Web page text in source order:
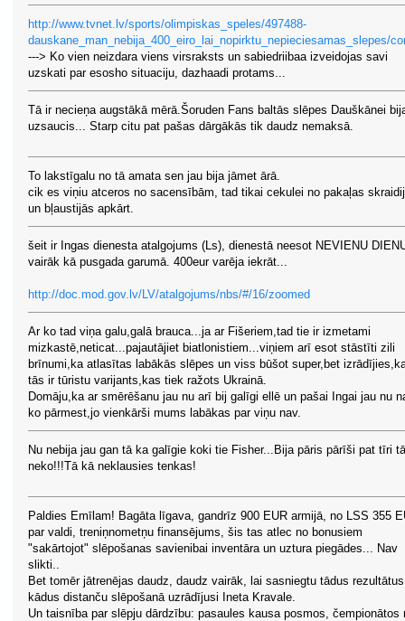
http://www.tvnet.lv/sports/olimpiskas_speles/497488-
dauskane_man_nebija_400_eiro_lai_nopirktu_nepieciesamas_slepes/
---> Ko vien neizdara viens virsraksts un sabiedriibaa izveidojas savi
uzskati par esosho situaciju, dazhaadi protams...
Tā ir necieņa augstākā mērā.Šoruden Fans baltās slēpes Dauškānei
uzsaucis... Starp citu pat pašas dārgākās tik daudz nemaksā.
To lakstīgalu no tā amata sen jau bija jāmet ārā.
cik es viņiu atceros no sacensībām, tad tikai cekulei no pakaļas
un bļaustijās apkārt.
šeit ir Ingas dienesta atalgojums (Ls), dienestā neesot NEVIENU
vairāk kā pusgada garumā. 400eur varēja iekrāt...
http://doc.mod.gov.lv/LV/atalgojums/nbs/#/16/zoomed
Ar ko tad viņa galu,galā brauca...ja ar Fišeriem,tad tie ir izmetami
mizkastē,neticat...pajautājiet biatlonistiem...viņiem arī esot stāstīti zili
brīnumi,ka atlasītas labākās slēpes un viss būšot super,bet
tās ir tūristu varijants,kas tiek ražots Ukrainā.
Domāju,ka ar smērēšanu jau nu arī bij galīgi ellē un pašai Ingai jau nu
ko pārmest,jo vienkārši mums labākas par viņu nav.
Nu nebija jau gan tā ka galīgie koki tie Fisher...Bija pāris pārīši pat tīri tā
neko!!!Tā kā neklausies tenkas!
Paldies Emīlam! Bagāta līgava, gandrīz 900 EUR armijā, no LSS 355
par valdi, treniņnometņu finansējums, šis tas atlec no bonusiem
"sakārtojot" slēpošanas savienibai inventāra un uztura piegādes... Nav
slikti..
Bet tomēr jātrenējas daudz, daudz vairāk, lai sasniegtu tādus
kādus distanču slēpošanā uzrādījusi Ineta Kravale.
Un taisnība par slēpju dārdzību: pasaules kausa posmos, čempionātos